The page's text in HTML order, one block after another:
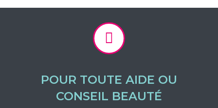
POUR TOUTE AIDE OU
CONSEIL BEAUTÉ